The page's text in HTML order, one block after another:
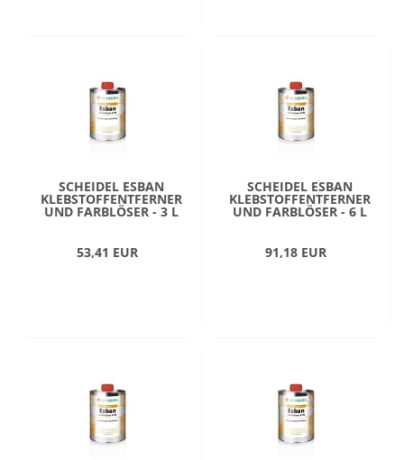
SCHEIDEL ESBAN
KLEBSTOFFENTFERNER
UND FARBLÖSER - 3 L
53,41 EUR
SCHEIDEL ESBAN
KLEBSTOFFENTFERNER
UND FARBLÖSER - 6 L
91,18 EUR